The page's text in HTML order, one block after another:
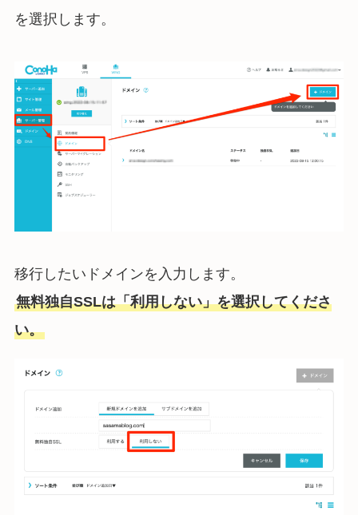
を選択します。
移行したいドメインを入力します。
無料独自SSLは「利用しない」を選択してくださ
い。